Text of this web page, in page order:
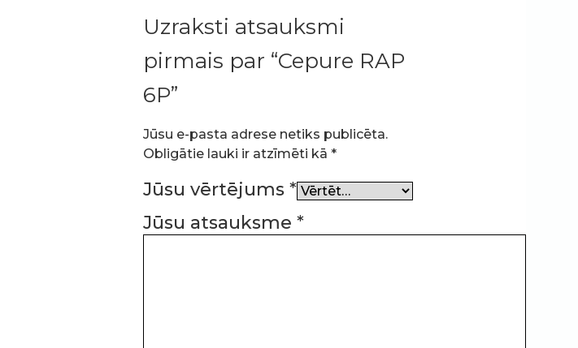
Uzraksti atsauksmi
pirmais par “Cepure RAP
6P”
Jūsu e-pasta adrese netiks publicēta.
Obligātie lauki ir atzīmēti kā *
Jūsu vērtējums *
Jūsu atsauksme *